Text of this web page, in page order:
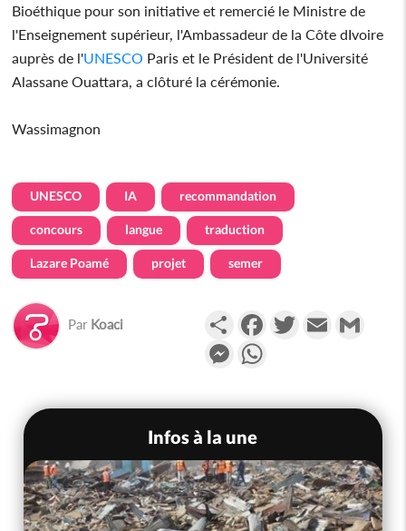
Bioéthique pour son initiative et remercié le Ministre de
l'Enseignement supérieur, l'Ambassadeur de la Côte dIvoire
auprès de l'UNESCO Paris et le Président de l'Université
Alassane Ouattara, a clôturé la cérémonie.
Wassimagnon
UNESCO IA recommandation
concours langue traduction
Lazare Poamé projet semer
Par Koaci PartagerFacebookTwitterEmail
Messenger
Infos à la une